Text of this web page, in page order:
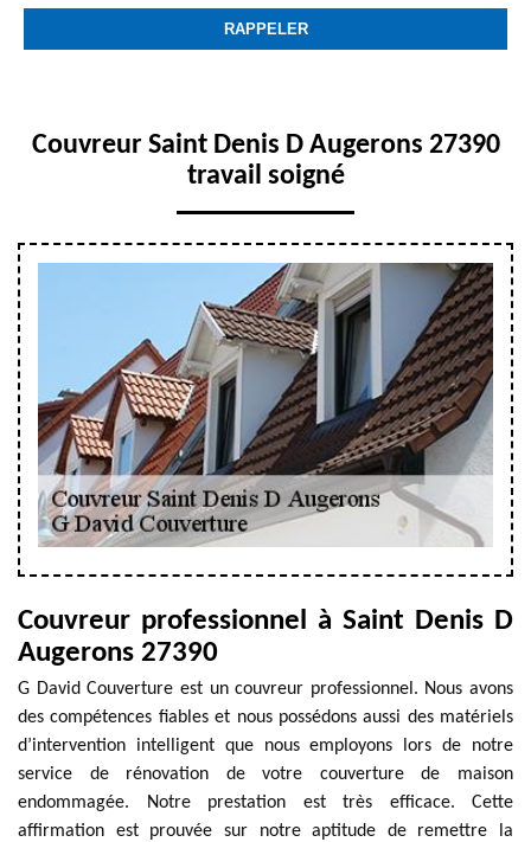
Couvreur Saint Denis D Augerons 27390
travail soigné
Couvreur professionnel à Saint Denis D
Augerons 27390
G David Couverture est un couvreur professionnel. Nous avons
des compétences fiables et nous possédons aussi des matériels
d’intervention intelligent que nous employons lors de notre
service de rénovation de votre couverture de maison
endommagée. Notre prestation est très efficace. Cette
affirmation est prouvée sur notre aptitude de remettre la